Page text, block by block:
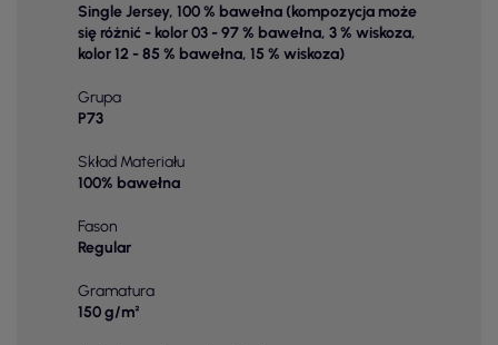
Single Jersey, 100 % bawełna (kompozycja może
się różnić - kolor 03 - 97 % bawełna, 3 % wiskoza,
kolor 12 - 85 % bawełna, 15 % wiskoza)
Grupa
P73
Skład Materiału
100% bawełna
Fason
Regular
Gramatura
150 g/m²